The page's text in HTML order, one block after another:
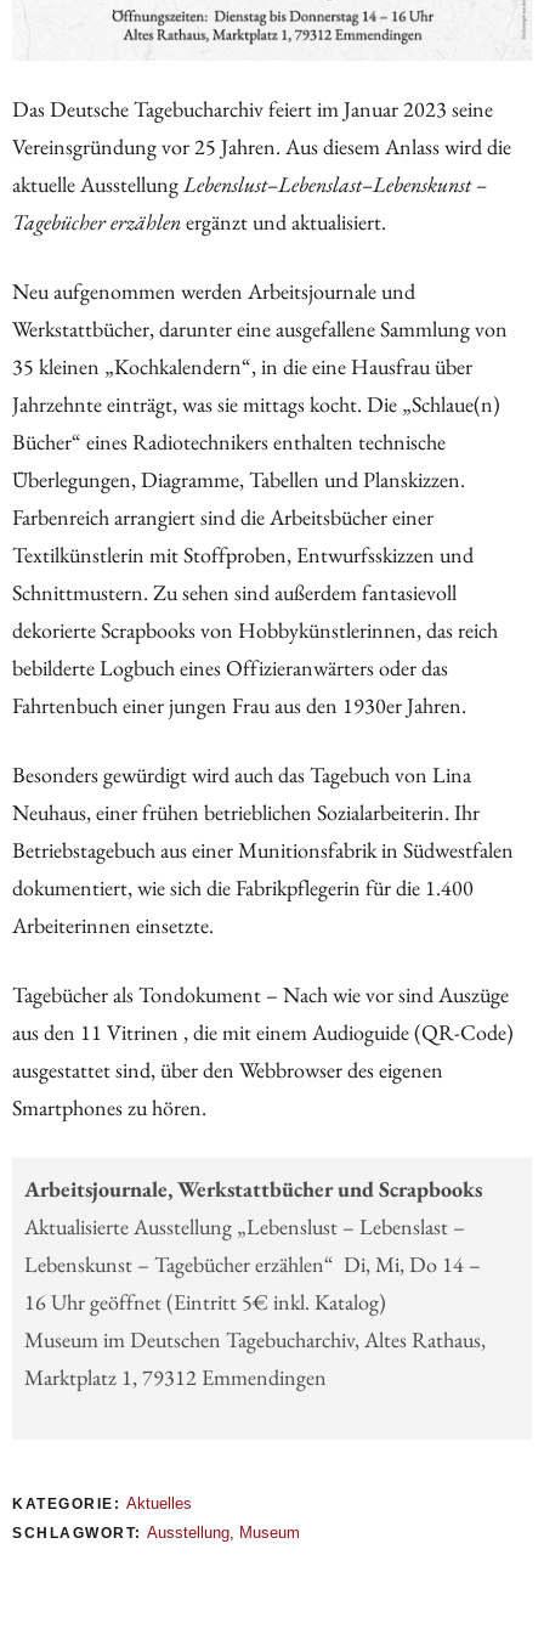
Das Deutsche Tagebucharchiv feiert im Januar 2023 seine
Vereinsgründung vor 25 Jahren. Aus diesem Anlass wird die
aktuelle AusstellungLebenslust–Lebenslast–Lebenskunst –
Tagebücher erzählenergänzt und aktualisiert.
Neu aufgenommen werden Arbeitsjournale und
Werkstattbücher, darunter eine ausgefallene Sammlung von
35 kleinen „Kochkalendern“, in die eine Hausfrau über
Jahrzehnte einträgt, was sie mittags kocht. Die „Schlaue(n)
Bücher“ eines Radiotechnikers enthalten technische
Überlegungen, Diagramme, Tabellen und Planskizzen.
Farbenreich arrangiert sind die Arbeitsbücher einer
Textilkünstlerin mit Stoffproben, Entwurfsskizzen und
Schnittmustern. Zu sehen sind außerdem fantasievoll
dekorierte Scrapbooks von Hobbykünstlerinnen, das reich
bebilderte Logbuch eines Offizieranwärters oder das
Fahrtenbuch einer jungen Frau aus den 1930er Jahren.
Besonders gewürdigt wird auch das Tagebuch von Lina
Neuhaus, einer frühen betrieblichen Sozialarbeiterin. Ihr
Betriebstagebuch aus einer Munitionsfabrik in Südwestfalen
dokumentiert, wie sich die Fabrikpflegerin für die 1.400
Arbeiterinnen einsetzte.
Tagebücher als Tondokument – Nach wie vor sind Auszüge
aus den 11 Vitrinen , die mit einem Audioguide (QR-Code)
ausgestattet sind, über den Webbrowser des eigenen
Smartphones zu hören.
Arbeitsjournale, Werkstattbücher und Scrapbooks
Aktualisierte Ausstellung „Lebenslust – Lebenslast –
Lebenskunst – Tagebücher erzählen“ Di, Mi, Do 14 –
16 Uhr geöffnet (Eintritt 5€ inkl. Katalog)
Museum im Deutschen Tagebucharchiv, Altes Rathaus,
Marktplatz 1, 79312 Emmendingen
KATEGORIE: Aktuelles
SCHLAGWORT: Ausstellung Museum